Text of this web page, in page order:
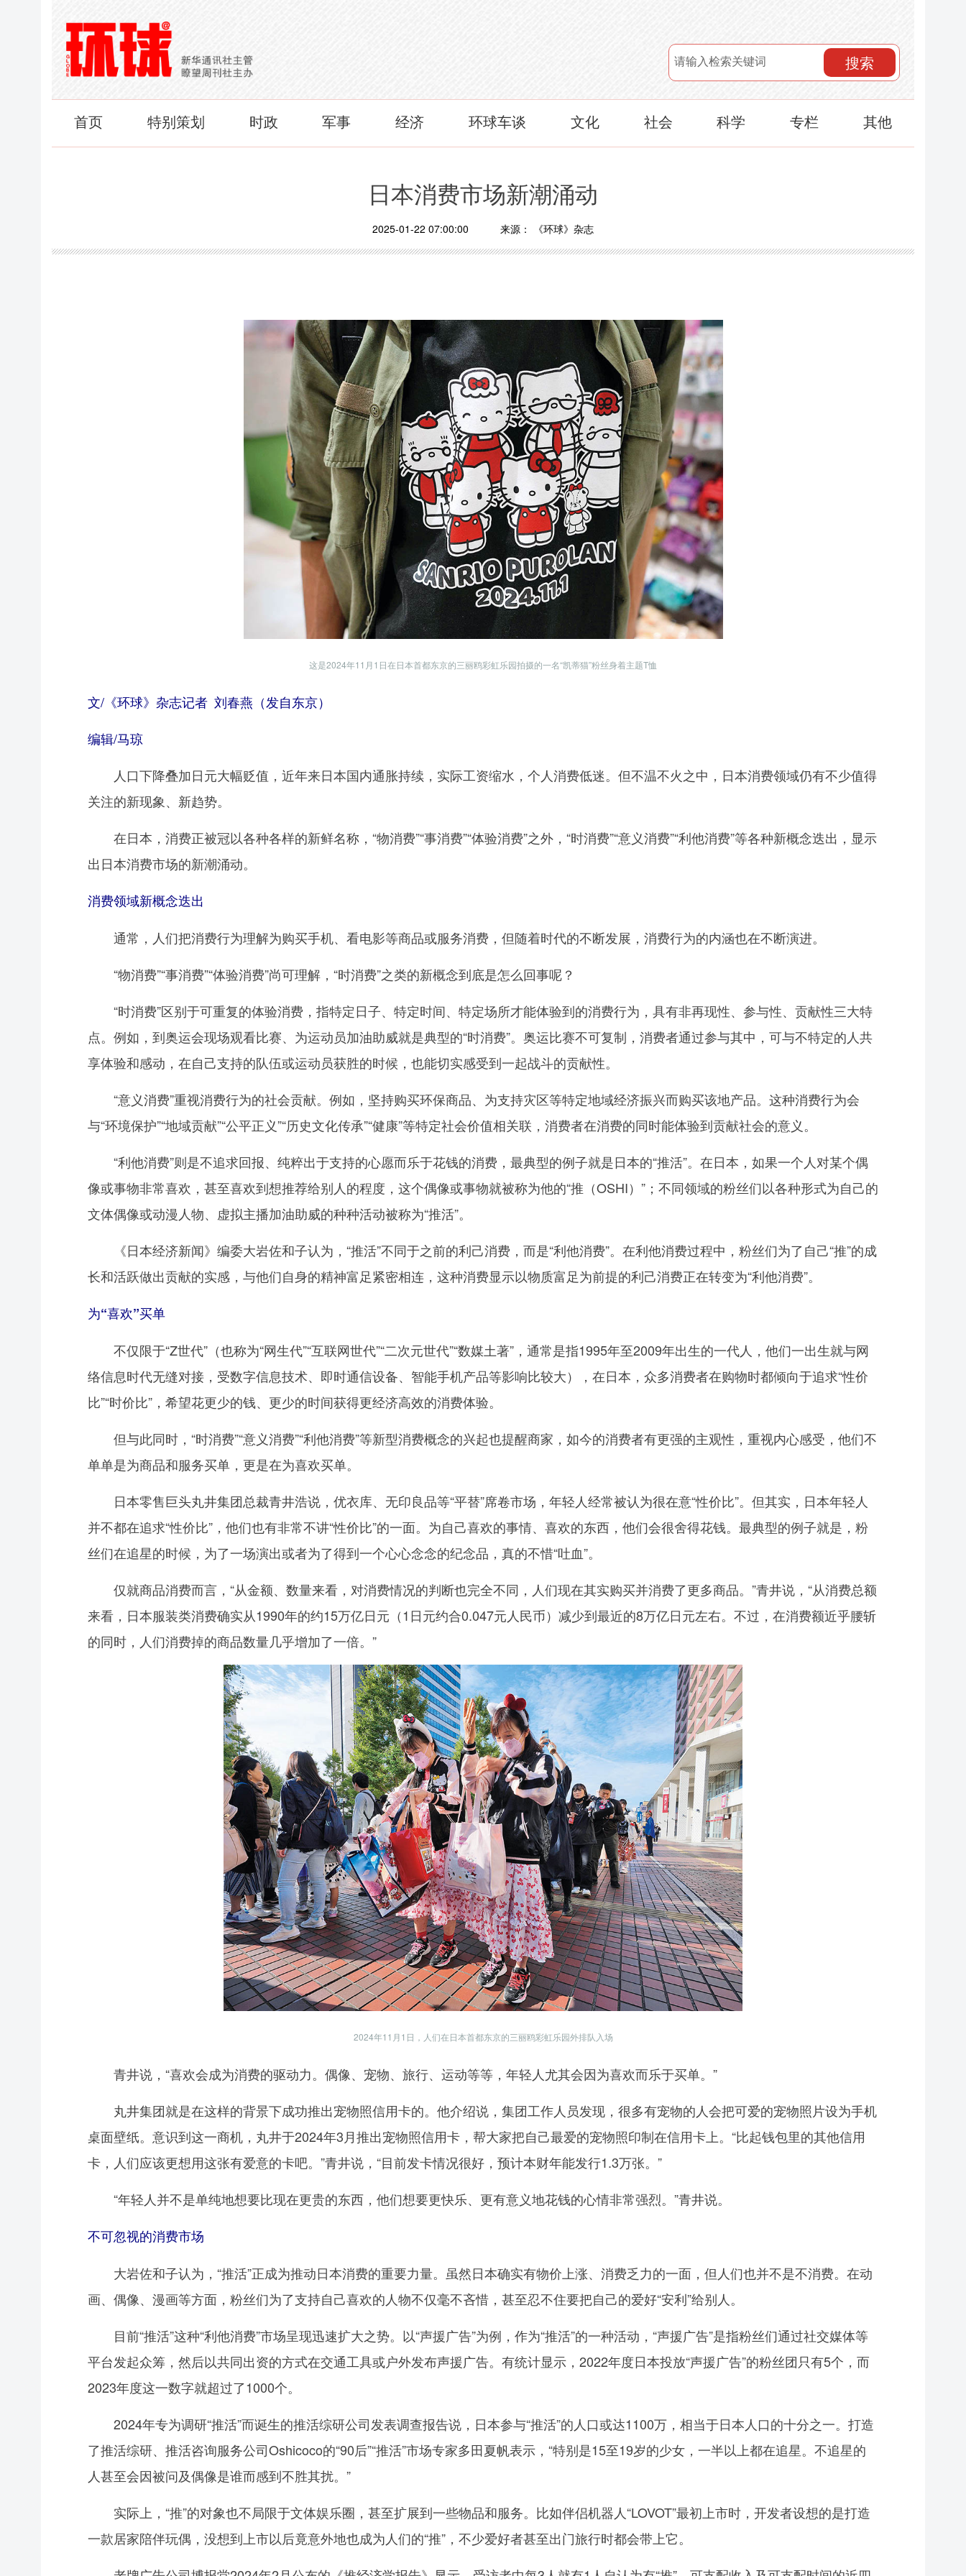
搜索
首页 特别策划 时政 军事 经济 环球车谈 文化 社会 科学 专栏 其他
日本消费市场新潮涌动
2025-01-22 07:00:00 来源： 《环球》杂志
这是2024年11月1日在日本首都东京的三丽鸥彩虹乐园拍摄的一名“凯蒂猫”粉丝身着主题T恤
文/《环球》杂志记者 刘春燕（发自东京）
编辑/马琼
人口下降叠加日元大幅贬值，近年来日本国内通胀持续，实际工资缩水，个人消费低迷。但不温不火之中，日本消费领域仍有不少值得
关注的新现象、新趋势。
在日本，消费正被冠以各种各样的新鲜名称，“物消费”“事消费”“体验消费”之外，“时消费”“意义消费”“利他消费”等各种新概念迭出，显示
出日本消费市场的新潮涌动。
消费领域新概念迭出
通常，人们把消费行为理解为购买手机、看电影等商品或服务消费，但随着时代的不断发展，消费行为的内涵也在不断演进。
“物消费”“事消费”“体验消费”尚可理解，“时消费”之类的新概念到底是怎么回事呢？
“时消费”区别于可重复的体验消费，指特定日子、特定时间、特定场所才能体验到的消费行为，具有非再现性、参与性、贡献性三大特
点。例如，到奥运会现场观看比赛、为运动员加油助威就是典型的“时消费”。奥运比赛不可复制，消费者通过参与其中，可与不特定的人共
享体验和感动，在自己支持的队伍或运动员获胜的时候，也能切实感受到一起战斗的贡献性。
“意义消费”重视消费行为的社会贡献。例如，坚持购买环保商品、为支持灾区等特定地域经济振兴而购买该地产品。这种消费行为会
与“环境保护”“地域贡献”“公平正义”“历史文化传承”“健康”等特定社会价值相关联，消费者在消费的同时能体验到贡献社会的意义。
“利他消费”则是不追求回报、纯粹出于支持的心愿而乐于花钱的消费，最典型的例子就是日本的“推活”。在日本，如果一个人对某个偶
像或事物非常喜欢，甚至喜欢到想推荐给别人的程度，这个偶像或事物就被称为他的“推（OSHI）”；不同领域的粉丝们以各种形式为自己的
文体偶像或动漫人物、虚拟主播加油助威的种种活动被称为“推活”。
《日本经济新闻》编委大岩佐和子认为，“推活”不同于之前的利己消费，而是“利他消费”。在利他消费过程中，粉丝们为了自己“推”的成
长和活跃做出贡献的实感，与他们自身的精神富足紧密相连，这种消费显示以物质富足为前提的利己消费正在转变为“利他消费”。
为“喜欢”买单
不仅限于“Z世代”（也称为“网生代”“互联网世代”“二次元世代”“数媒土著”，通常是指1995年至2009年出生的一代人，他们一出生就与网
络信息时代无缝对接，受数字信息技术、即时通信设备、智能手机产品等影响比较大），在日本，众多消费者在购物时都倾向于追求“性价
比”“时价比”，希望花更少的钱、更少的时间获得更经济高效的消费体验。
但与此同时，“时消费”“意义消费”“利他消费”等新型消费概念的兴起也提醒商家，如今的消费者有更强的主观性，重视内心感受，他们不
单单是为商品和服务买单，更是在为喜欢买单。
日本零售巨头丸井集团总裁青井浩说，优衣库、无印良品等“平替”席卷市场，年轻人经常被认为很在意“性价比”。但其实，日本年轻人
并不都在追求“性价比”，他们也有非常不讲“性价比”的一面。为自己喜欢的事情、喜欢的东西，他们会很舍得花钱。最典型的例子就是，粉
丝们在追星的时候，为了一场演出或者为了得到一个心心念念的纪念品，真的不惜“吐血”。
仅就商品消费而言，“从金额、数量来看，对消费情况的判断也完全不同，人们现在其实购买并消费了更多商品。”青井说，“从消费总额
来看，日本服装类消费确实从1990年的约15万亿日元（1日元约合0.047元人民币）减少到最近的8万亿日元左右。不过，在消费额近乎腰斩
的同时，人们消费掉的商品数量几乎增加了一倍。”
2024年11月1日，人们在日本首都东京的三丽鸥彩虹乐园外排队入场
青井说，“喜欢会成为消费的驱动力。偶像、宠物、旅行、运动等等，年轻人尤其会因为喜欢而乐于买单。”
丸井集团就是在这样的背景下成功推出宠物照信用卡的。他介绍说，集团工作人员发现，很多有宠物的人会把可爱的宠物照片设为手机
桌面壁纸。意识到这一商机，丸井于2024年3月推出宠物照信用卡，帮大家把自己最爱的宠物照印制在信用卡上。“比起钱包里的其他信用
卡，人们应该更想用这张有爱意的卡吧。”青井说，“目前发卡情况很好，预计本财年能发行1.3万张。”
“年轻人并不是单纯地想要比现在更贵的东西，他们想要更快乐、更有意义地花钱的心情非常强烈。”青井说。
不可忽视的消费市场
大岩佐和子认为，“推活”正成为推动日本消费的重要力量。虽然日本确实有物价上涨、消费乏力的一面，但人们也并不是不消费。在动
画、偶像、漫画等方面，粉丝们为了支持自己喜欢的人物不仅毫不吝惜，甚至忍不住要把自己的爱好“安利”给别人。
目前“推活”这种“利他消费”市场呈现迅速扩大之势。以“声援广告”为例，作为“推活”的一种活动，“声援广告”是指粉丝们通过社交媒体等
平台发起众筹，然后以共同出资的方式在交通工具或户外发布声援广告。有统计显示，2022年度日本投放“声援广告”的粉丝团只有5个，而
2023年度这一数字就超过了1000个。
2024年专为调研“推活”而诞生的推活综研公司发表调查报告说，日本参与“推活”的人口或达1100万，相当于日本人口的十分之一。打造
了推活综研、推活咨询服务公司Oshicoco的“90后”“推活”市场专家多田夏帆表示，“特别是15至19岁的少女，一半以上都在追星。不追星的
人甚至会因被问及偶像是谁而感到不胜其扰。”
实际上，“推”的对象也不局限于文体娱乐圈，甚至扩展到一些物品和服务。比如伴侣机器人“LOVOT”最初上市时，开发者设想的是打造
一款居家陪伴玩偶，没想到上市以后竟意外地也成为人们的“推”，不少爱好者甚至出门旅行时都会带上它。